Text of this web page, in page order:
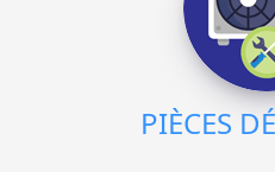
PIÈCES